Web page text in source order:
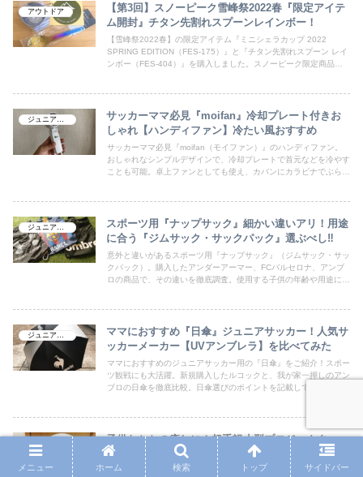
アウトドア
【第3回】スノーピーク雪峰祭2022春『限定アイテ
ム開封』チタン先割れスプーンレインボー！
【雪峰祭2022春】の限定アイテム『ミニシェラカップ 2022
SPRING EDITION（FES-175）』と『チタン先割れスプーン レイ
ンボー（FES-404）』を購入しました。スノーピーク限定商品の
ジュニアサッカー
サッカーママ必見『moifan』冷却プレート付きお
しゃれ【ハンディファン】冷たい風おすすめ
サッカーママ必見『moifan（モイファン）』のハンディファン。
おしゃれなシンプルデザインで、冷却プレートで首元などを冷やす
ことも可能。卓上ファンとしても使え、カバンにカラビナでぶら下
ジュニアサッカー
スポーツ用『ナップサック』細かい違いアリ！用途
に合う『ジムサック・サックパック』選ぶべし‼
意外と違いがあるスポーツ用『ナップサック』（ジムサック・サッ
クパック）。購入したアンダーアーマー、FCバルセロナ、アンブ
ロの商品で、その違いを徹底調査。使用する子供の年齢や用途によ
ママにおすすめ『日傘』ジュニアサッカー！人気サ
ッカーメーカー【UVアンブレラ】を比べてみた
ママにおすすめのジュニアサッカー用の『日傘』をご紹介！スポー
ツ観戦にも大活躍。新規購入したルコックと、我が家一押しのアン
ブロの日傘を徹底比較。日傘選びのポイントを記載しています。人
子供たちとの癒しに！超手軽小型プロジェクター
【Nebula Astro】ネビュラ アストロ
ファミリー向けのコンパクトモバイルプロジェクター『アンカー
メニュー ホーム 検索 トップ サイドバー